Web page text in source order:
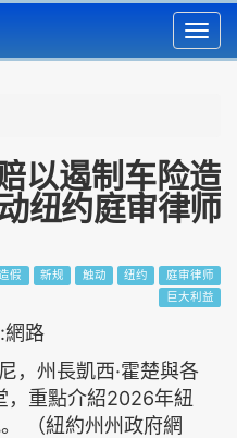
以遏制车险造
纽约庭审律师
假 新规 触动 纽约
庭审律师
巨大利益
，州長凱西·霍楚與各
，重點介紹2026年紐
（紐約州州政府網